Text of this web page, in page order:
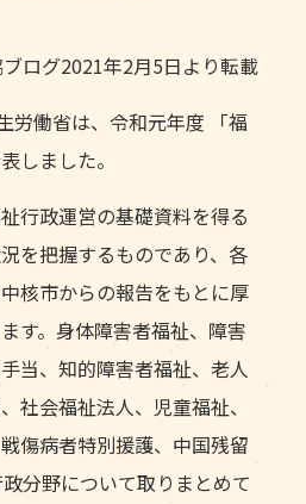
ブログ2021年2月5日より転載
労働省は、令和元年度 「福
しました。
行政運営の基礎資料を得る
を把握するものであり、各
核市からの報告をもとに厚
す。身体障害者福祉、障害
当、知的障害者福祉、老人
社会福祉法人、児童福祉、
傷病者特別援護、中国残留
分野について取りまとめて